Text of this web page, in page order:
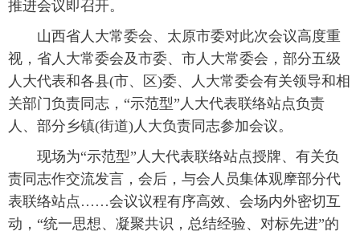
推进会议即召开。
山西省人大常委会、太原市委对此次会议高度重
视，省人大常委会及市委、市人大常委会，部分五级
人大代表和各县(市、区)委、人大常委会有关领导和相
关部门负责同志，“示范型”人大代表联络站点负责
人、部分乡镇(街道)人大负责同志参加会议。
现场为“示范型”人大代表联络站点授牌、有关负
责同志作交流发言，会后，与会人员集体观摩部分代
表联络站点……会议议程有序高效、会场内外密切互
动，“统一思想、凝聚共识，总结经验、对标先进”的